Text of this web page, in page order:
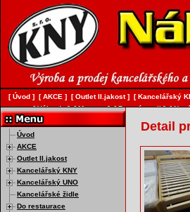
Úvod
AKCE
Outlet II.jakost
Kancelářský KNY
Kancelářský UNO
Kancelářské židle
Do restaurace
Detail
[ Úvod ] [ AKCE ] [ Outlet II.jakost ] [ Kancelářský
[ Válendy ] [ Matrace ] [ Bytový textil ] [